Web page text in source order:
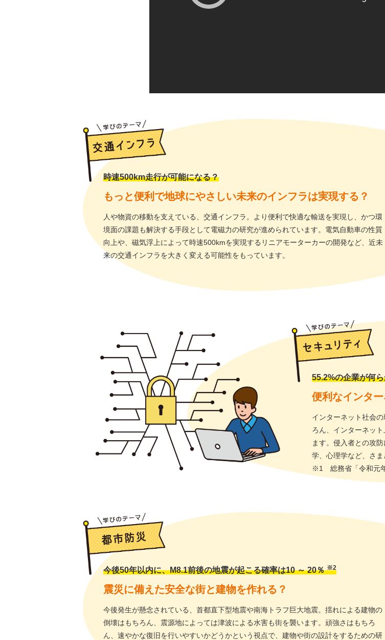
時速500km走行が可能になる？
もっと便利で地球にやさしい未来のインフラは実現する？
人や物資の移動を支えている、交通インフラ。より便利で快適な輸送を実現し、かつ環
境面の課題も解決する手段として電磁力の研究が進められています。電気自動車の性質
向上や、磁気浮上によって時速500kmを実現するリニアモーターカーの開発など、近未
来の交通インフラを大きく変える可能性をもっています。
55.2%の企業が何
便利なインタ
インターネット社会
ろん、インターネッ
ます。侵入者との攻
学、心理学など、さ
※1 総務省「令和元
今後50年以内に、M8.1前後の地震が起こる確率は10 ～ 20％※2
震災に備えた安全な街と建物を作れる？
今後発生が懸念されている、首都直下型地震や南海トラフ巨大地震。揺れによる建物の
倒壊はもちろん、震源地によっては津波による水害も街を襲います。頑強さはもちろ
ん、速やかな復旧を行いやすいかどうかという視点で、建物や街の設計をするための研